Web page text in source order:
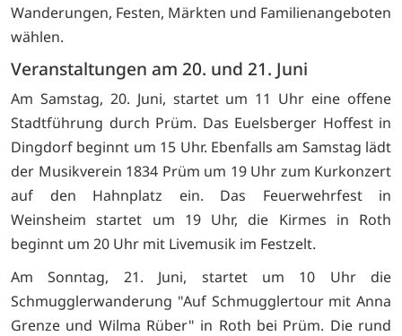
Wanderungen, Festen, Märkten und Familienangeboten
wählen.
Veranstaltungen am 20. und 21. Juni
Am Samstag, 20. Juni, startet um 11 Uhr eine offene
Stadtführung durch Prüm. Das Euelsberger Hoffest in
Dingdorf beginnt um 15 Uhr. Ebenfalls am Samstag lädt
der Musikverein 1834 Prüm um 19 Uhr zum Kurkonzert
auf den Hahnplatz ein. Das Feuerwehrfest in
Weinsheim startet um 19 Uhr, die Kirmes in Roth
beginnt um 20 Uhr mit Livemusik im Festzelt.
Am Sonntag, 21. Juni, startet um 10 Uhr die
Schmugglerwanderung "Auf Schmugglertour mit Anna
Grenze und Wilma Rüber" in Roth bei Prüm. Die rund